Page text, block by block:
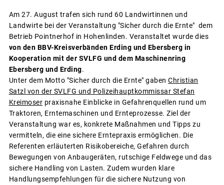
Am 27. August trafen sich rund 60 Landwirtinnen und
Landwirte bei der Veranstaltung "Sicher durch die Ernte" dem
Betrieb Pointnerhof in Hohenlinden. Veranstaltet wurde dies
von den BBV-Kreisverbänden Erding und Ebersberg in
Kooperation mit der SVLFG und dem Maschinenring
Ebersberg und Erding.
Unter dem Motto "Sicher durch die Ernte" gaben Christian
Satzl von der SVLFG und Polizeihauptkommissar Stefan
Kreimoser praxisnahe Einblicke in Gefahrenquellen rund um
Traktoren, Erntemaschinen und Ernteprozesse. Ziel der
Veranstaltung war es, konkrete Maßnahmen und Tipps zu
vermitteln, die eine sichere Erntepraxis ermöglichen. Die
Referenten erläuterten Risikobereiche, Gefahren durch
Bewegungen von Anbaugeräten, rutschige Feldwege und das
sichere Handling von Lasten. Zudem wurden klare
Handlungsempfehlungen für die sichere Nutzung von